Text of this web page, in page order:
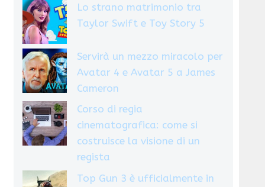
Lo strano matrimonio tra
Taylor Swift e Toy Story 5
Servirà un mezzo miracolo per
Avatar 4 e Avatar 5 a James
Cameron
Corso di regia
cinematografica: come si
costruisce la visione di un
regista
Top Gun 3 è ufficialmente in